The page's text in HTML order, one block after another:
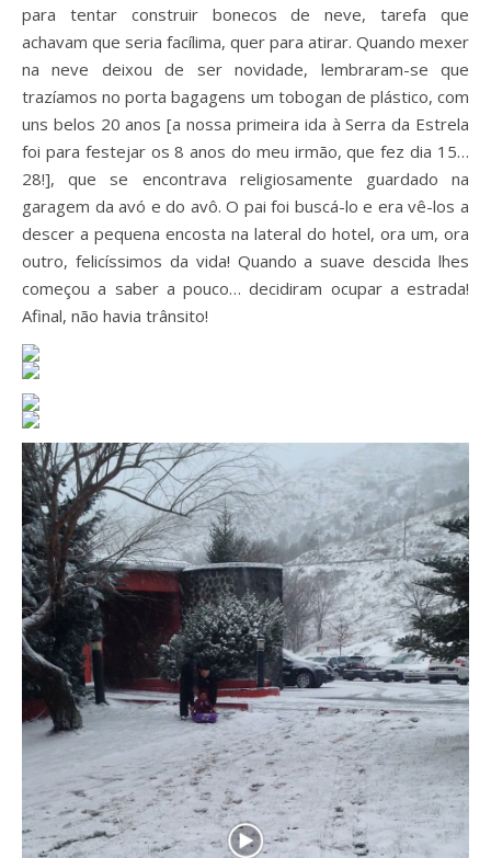
para tentar construir bonecos de neve, tarefa que
achavam que seria facílima, quer para atirar. Quando mexer
na neve deixou de ser novidade, lembraram-se que
trazíamos no porta bagagens um tobogan de plástico, com
uns belos 20 anos [a nossa primeira ida à Serra da Estrela
foi para festejar os 8 anos do meu irmão, que fez dia 15…
28!], que se encontrava religiosamente guardado na
garagem da avó e do avô. O pai foi buscá-lo e era vê-los a
descer a pequena encosta na lateral do hotel, ora um, ora
outro, felicíssimos da vida! Quando a suave descida lhes
começou a saber a pouco… decidiram ocupar a estrada!
Afinal, não havia trânsito!